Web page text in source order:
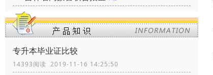
专升本毕业证比较
14393阅读 2019-11-16 14:25:50